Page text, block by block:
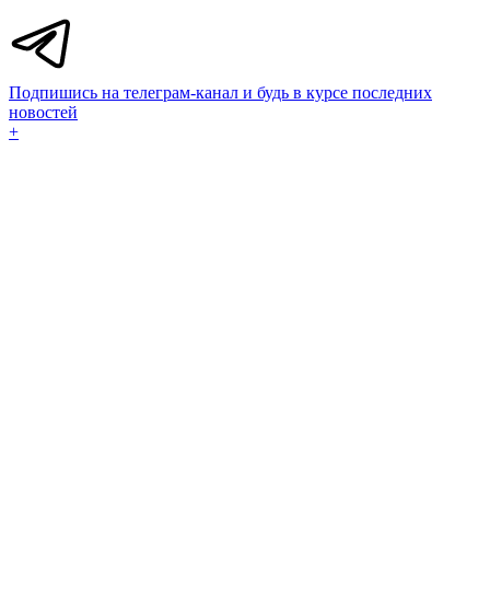
Подпишись на телеграм-канал и будь в курсе последних
новостей
+